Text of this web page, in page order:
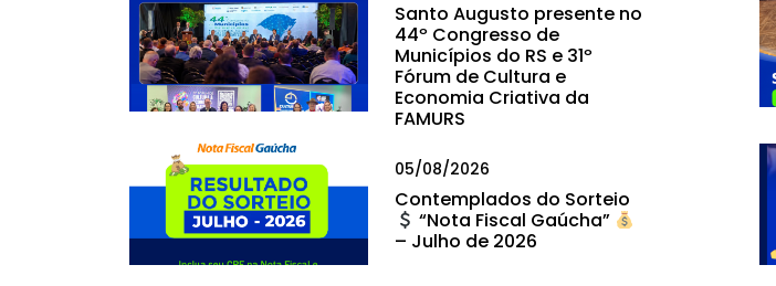
Santo Augusto presente no
44º Congresso de
Municípios do RS e 31º
Fórum de Cultura e
Economia Criativa da
FAMURS
05/08/2026
Contemplados do Sorteio
“Nota Fiscal Gaúcha”
– Julho de 2026